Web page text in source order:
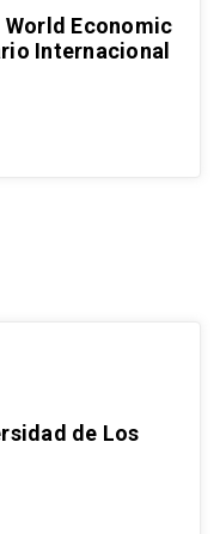
Economic
Internacional
de Los